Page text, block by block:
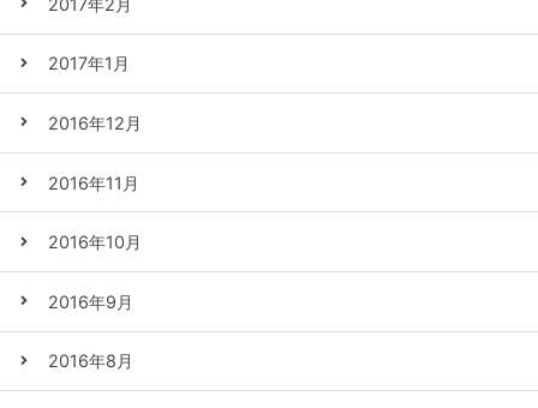
2017年1月
2016年12月
2016年11月
2016年10月
2016年9月
2016年8月